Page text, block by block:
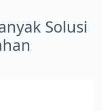
Solusi